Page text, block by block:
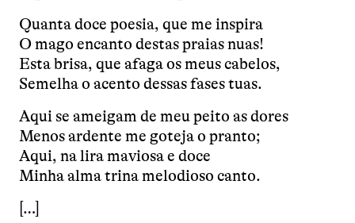
Quanta doce poesia, que me inspira
O mago encanto destas praias nuas!
Esta brisa, que afaga os meus cabelos,
Semelha o acento dessas fases tuas.
Aqui se ameigam de meu peito as dores
Menos ardente me goteja o pranto;
Aqui, na lira maviosa e doce
Minha alma trina melodioso canto.
[…]